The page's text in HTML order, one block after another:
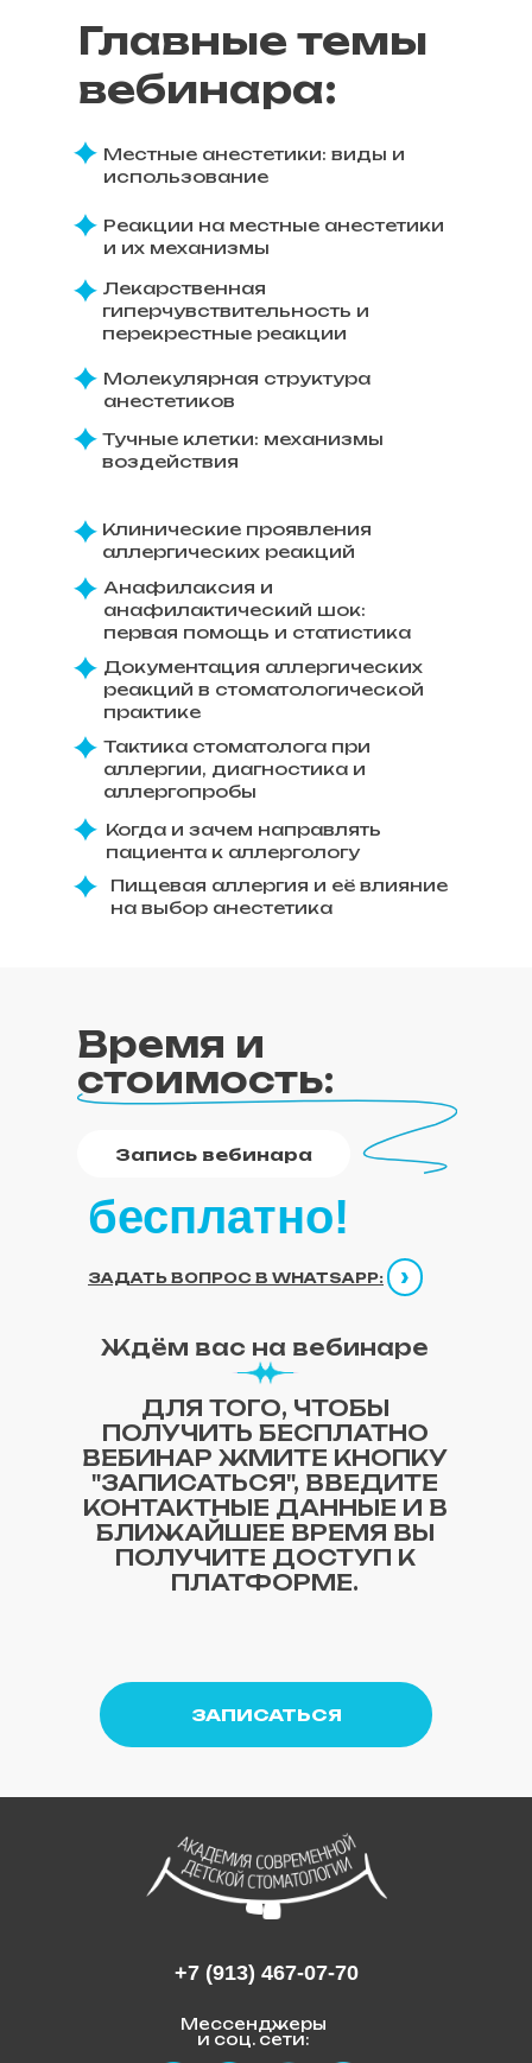
Главные темы
вебинара:
Местные анестетики: виды и
использование
Анафилаксия и
анафилактический шок:
первая помощь и статистика
Тактика стоматолога при
аллергии, диагностика и
аллергопробы
Реакции на местные анестетики
и их механизмы
Лекарственная
гиперчувствительность и
перекрестные реакции
Когда и зачем направлять
пациента к аллергологу
Документация аллергических
реакций в стоматологической
практике
Пищевая аллергия и её влияние
на выбор анестетика
Молекулярная структура
анестетиков
Тучные клетки: механизмы
воздействия
Клинические проявления
аллергических реакций
бесплатно!
Время и
стоимость:
ЗАДАТЬ ВОПРОС В WHATSAPP:
Запись вебинара
Ждём вас на вебинаре
›
ЗАПИСАТЬСЯ
ДЛЯ ТОГО, ЧТОБЫ
ПОЛУЧИТЬ БЕСПЛАТНО
ВЕБИНАР ЖМИТЕ КНОПКУ
"ЗАПИСАТЬСЯ", ВВЕДИТЕ
КОНТАКТНЫЕ ДАННЫЕ И В
БЛИЖАЙШЕЕ ВРЕМЯ ВЫ
ПОЛУЧИТЕ ДОСТУП К
ПЛАТФОРМЕ.
Мессенджеры
и соц. сети:
+7 (913) 467-07-70